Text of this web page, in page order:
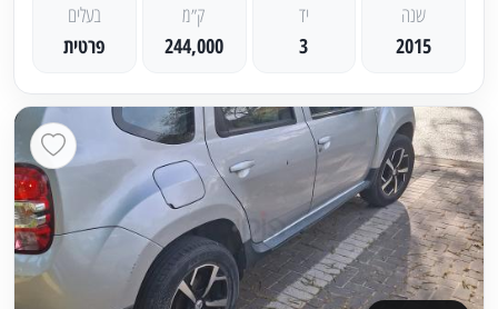
שנה
2015
יד
3
ק״מ
244,000
בעלים
פרטית